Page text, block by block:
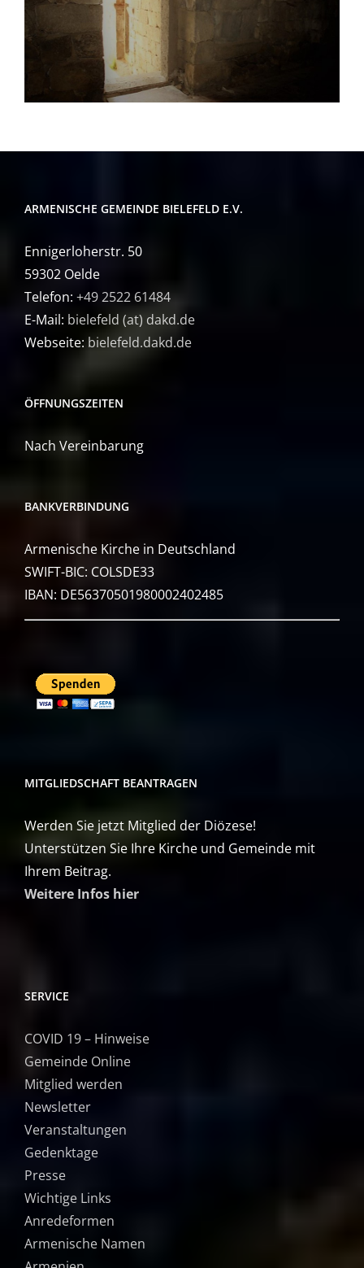
ARMENISCHE GEMEINDE BIELEFELD E.V.
Ennigerloherstr. 50
59302 Oelde
Telefon: +49 2522 61484
E-Mail: bielefeld (at) dakd.de
Webseite: bielefeld.dakd.de
ÖFFNUNGSZEITEN
Nach Vereinbarung
BANKVERBINDUNG
Armenische Kirche in Deutschland
SWIFT-BIC: COLSDE33
IBAN: DE56370501980002402485
MITGLIEDSCHAFT BEANTRAGEN
Werden Sie jetzt Mitglied der Diözese!
Unterstützen Sie Ihre Kirche und Gemeinde mit
Ihrem Beitrag.
Weitere Infos hier
SERVICE
COVID 19 – Hinweise
Gemeinde Online
Mitglied werden
Newsletter
Veranstaltungen
Gedenktage
Presse
Wichtige Links
Anredeformen
Armenische Namen